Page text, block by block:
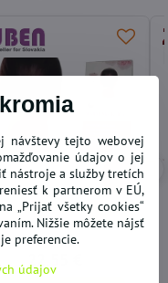
37%
a masážny pás
Neck Belt 2v1 USB
SKLADOM
22,55 €
návštevy tejto webovej
údajov o jej
nástroje a služby tretích
k partnerom v EÚ,
„Prijať všetky cookies“
Nižšie môžete nájsť
preferencie.
údajov